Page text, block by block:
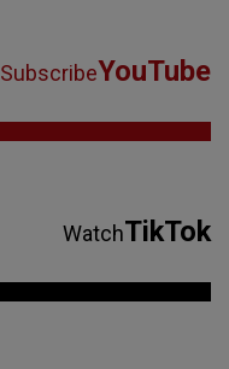
SubscribeYouTube
WatchTikTok